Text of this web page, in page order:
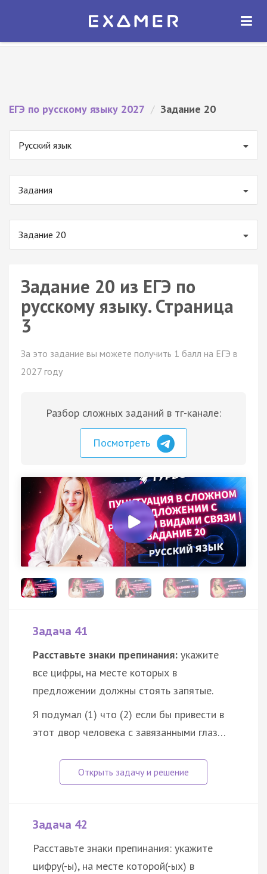
Экзамер — ЕГЭ 2027
ОТКРЫТЬ
ЕГЭ по русскому языку 2027 / Задание 20
Русский язык
Задания
Задание 20
Задание 20 из ЕГЭ по
русскому языку. Страница
3
За это задание вы можете получить 1 балл на ЕГЭ в
2027 году
Разбор сложных заданий в тг-канале:
Посмотреть
Задача 41
Расставьте знаки препинания: укажите
все цифры, на месте которых в
предложении должны стоять запятые.
Я подумал (1) что (2) если бы привести в
этот двор человека с завязанными глаз…
Задача 42
Расставьте знаки препинания: укажите
цифру(-ы), на месте которой(-ых) в